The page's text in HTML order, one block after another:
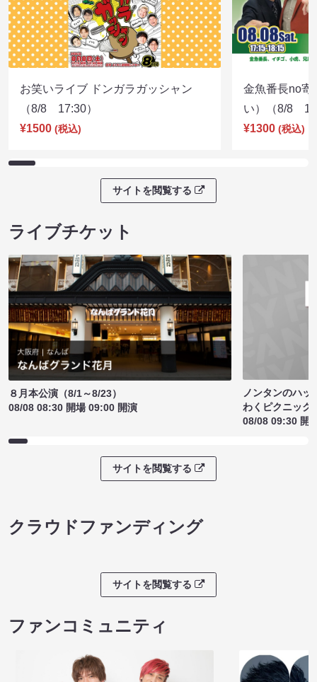
お笑いライブ ドンガラガッシャン
（8/8 17:30）
¥1500 (税込)
金魚番長no寄
い）（8/8
¥1300 (税込)
サイトを閲覧する
ライブチケット
８月本公演（8/1～8/23）
08/08 08:30 開場 09:00 開演
ノンタンのハッ
わくピクニック
08/08 09:30 開
サイトを閲覧する
クラウドファンディング
サイトを閲覧する
ファンコミュニティ